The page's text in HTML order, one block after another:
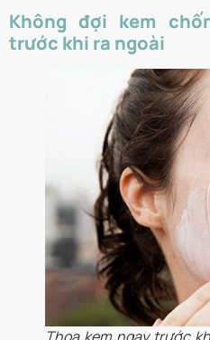
Không đợi kem
trước khi ra ngoài